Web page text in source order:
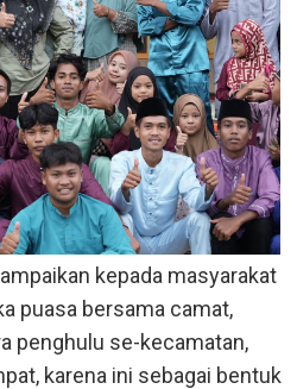
kepada masyarakat
puasa bersama camat,
penghulu se-kecamatan,
karena ini sebagai bentuk